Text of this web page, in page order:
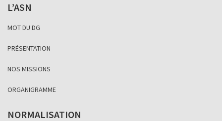
L’ASN
MOT DU DG
PRÉSENTATION
NOS MISSIONS
ORGANIGRAMME
NORMALISATION